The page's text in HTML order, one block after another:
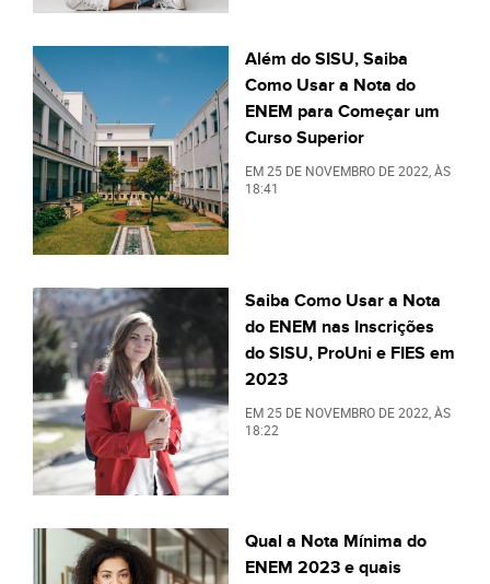
Além do SISU, Saiba
Como Usar a Nota do
ENEM para Começar um
Curso Superior
EM25 DE NOVEMBRO DE 2022, ÀS
18:41
Saiba Como Usar a Nota
do ENEM nas Inscrições
do SISU, ProUni e FIES em
2023
EM25 DE NOVEMBRO DE 2022 , ÀS
18:22
Qual a Nota Mínima do
ENEM 2023 e quais